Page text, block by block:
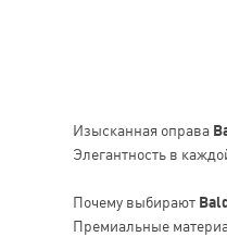
Изысканная оправа
Элегантность в
Почему выбирают
Премиальные